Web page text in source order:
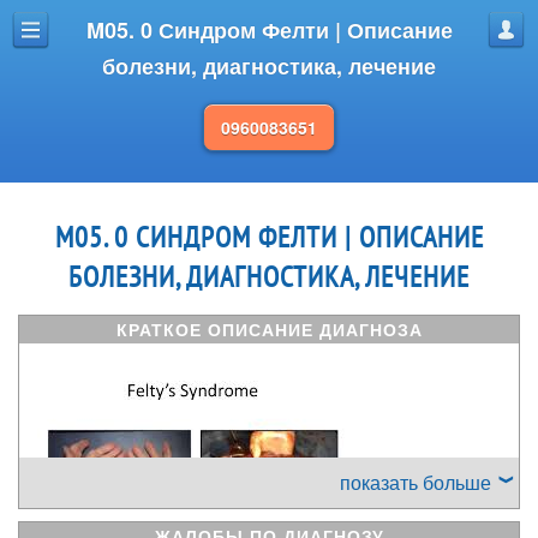
M05. 0 Синдром Фелти | Описание
болезни, диагностика, лечение
0960083651
M05. 0 СИНДРОМ ФЕЛТИ | ОПИСАНИЕ
БОЛЕЗНИ, ДИАГНОСТИКА, ЛЕЧЕНИЕ
КРАТКОЕ ОПИСАНИЕ ДИАГНОЗА
Синдром Фелти
показать больше